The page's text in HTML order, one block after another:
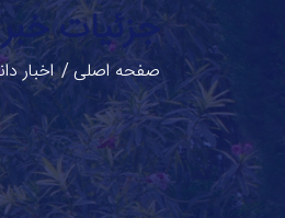
جزئیات خبر
صفحه اصلی اخبار